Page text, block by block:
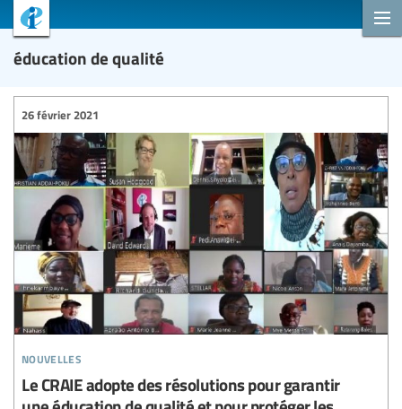
éducation de qualité
nouvelles
26 février 2021
Le CRAIE adopte des résolutions pour garantir